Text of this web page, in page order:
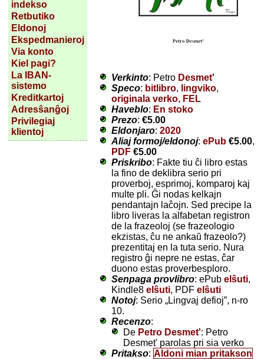
indekso
Retbutiko
Eldonoj
Ekspedmanieroj
Via konto
Kiel pagi?
La IBAN-
sistemo
Kreditkartoj
Adresŝanĝoj
Privilegiaj
klientoj
Verkinto: Petro Desmet'
Speco: bitlibro, lingviko,
originala verko, FEL
Haveblo: En stoko
Prezo: €5.00
Eldonjaro: 2020
Aliaj formoj/eldonoj: ePub €5.00,
PDF €5.00
Priskribo: Fakte tiu ĉi libro estas
la fino de deklibra serio pri
proverboj, esprimoj, komparoj kaj
multe pli. Ĝi nodas kelkajn
pendantajn laĉojn. Sed precipe la
libro liveras la alfabetan registron
de la frazeoloj (se frazeologio
ekzistas, ĉu ne ankaŭ frazeolo?)
prezentitaj en la tuta serio. Nura
registro ĝi nepre ne estas, ĉar
duono estas proverbesploro.
Senpaga provlibro: ePub elŝuti,
Kindle8 elŝuti, PDF elŝuti
Notoj: Serio „Lingvaj defioj”, n-ro
10.
Recenzo:
De Petro Desmet': Petro
Desmet' parolas pri sia verko
Pritakso: Aldoni mian pritakson